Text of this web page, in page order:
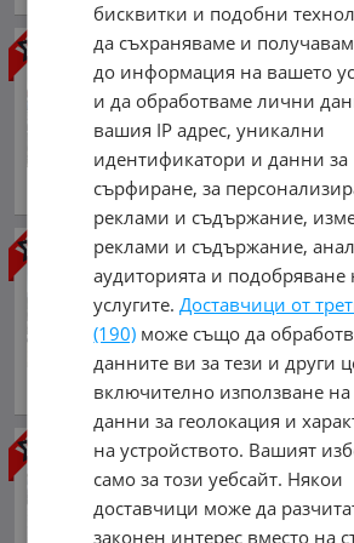
SsangYong
148HP D20T AWD
4 900 €
9 583.57 лв.
октомври 2013 г.,
обл. Перник, гр. Перник
SsangYong
ЛИЗИНГ*
4 999 €
9 777.19 лв.
септември 2012 г.,
общ. Дупница, гр.
SsangYong
АВТОМАТИК
4 999 €
бисквитки и подобни
да съхраняваме и
до информация на вашето
и да обработваме лични
вашия IP адрес, уникални
идентификатори и данни за
сърфиране, за
реклами и съдържание,
реклами и съдържание,
аудиторията и подобряване
услугите.Доставчици от
(190) може също да
данните ви за тези и други
включително използване
данни за геолокация и
на устройството. Вашият
само за този уебсайт. Някои
доставчици може да
законен интерес вместо на